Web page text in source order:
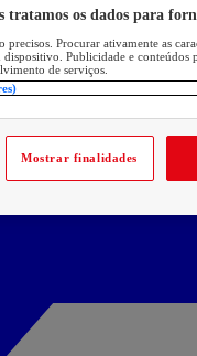
tratamos os dados para
precisos. Procurar ativamente as
Publicidade e conteúdos
de serviços.
Mostrar finalidades